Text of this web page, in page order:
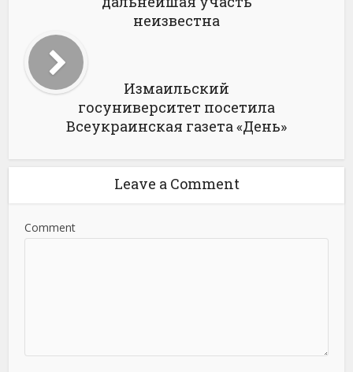
неизвестна
Измаильский
госуниверситет посетила
Всеукраинская газета «День»
Leave a Comment
Comment